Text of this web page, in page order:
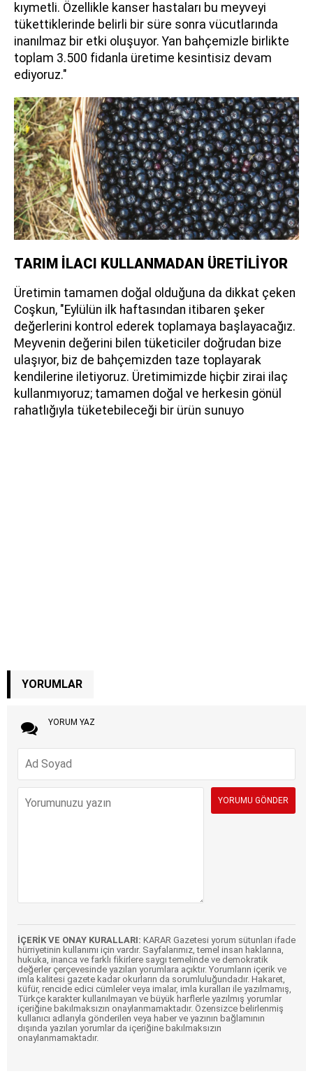
kıymetli. Özellikle kanser hastaları bu meyveyi
tükettiklerinde belirli bir süre sonra vücutlarında
inanılmaz bir etki oluşuyor. Yan bahçemizle birlikte
toplam 3.500 fidanla üretime kesintisiz devam
ediyoruz."
TARIM İLACI KULLANMADAN ÜRETİLİYOR
Üretimin tamamen doğal olduğuna da dikkat çeken
Coşkun, "Eylülün ilk haftasından itibaren şeker
değerlerini kontrol ederek toplamaya başlayacağız.
Meyvenin değerini bilen tüketiciler doğrudan bize
ulaşıyor, biz de bahçemizden taze toplayarak
kendilerine iletiyoruz. Üretimimizde hiçbir zirai ilaç
kullanmıyoruz; tamamen doğal ve herkesin gönül
rahatlığıyla tüketebileceği bir ürün sunuyo
YORUMLAR
YORUM YAZ
İÇERİK VE ONAY KURALLARI: KARAR Gazetesi yorum sütunları ifade
hürriyetinin kullanımı için vardır. Sayfalarımız, temel insan haklarına,
hukuka, inanca ve farklı fikirlere saygı temelinde ve demokratik
değerler çerçevesinde yazılan yorumlara açıktır. Yorumların içerik ve
imla kalitesi gazete kadar okurların da sorumluluğundadır. Hakaret,
küfür, rencide edici cümleler veya imalar, imla kuralları ile yazılmamış,
Türkçe karakter kullanılmayan ve büyük harflerle yazılmış yorumlar
içeriğine bakılmaksızın onaylanmamaktadır. Özensizce belirlenmiş
kullanıcı adlarıyla gönderilen veya haber ve yazının bağlamının
dışında yazılan yorumlar da içeriğine bakılmaksızın
onaylanmamaktadır.